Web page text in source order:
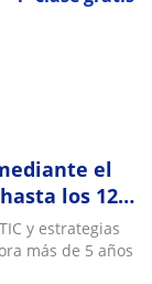
el
los 12
y estrategias
más de 5 años